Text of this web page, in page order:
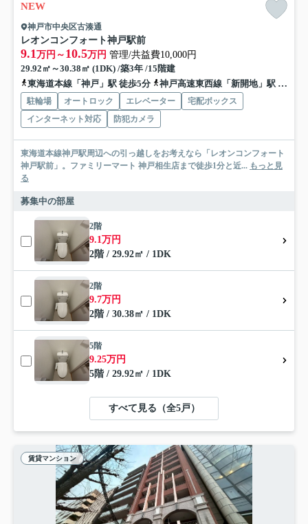
NEW
神戸市中央区古湊通
レオンコンフォート神戸駅前
9.1万円～ 10.5万円 管理/共益費10,000円
29.92㎡～30.38㎡ (1DK) /築3年 /15階建
東海道本線「神戸」駅 徒歩5分
神戸高速東西線「新開地」駅 徒歩9分
駐輪場 オートロック エレベーター
宅配ボックス
インターネット対応
防犯カメラ
東海道本線神戸駅周辺への引っ越しをお考えなら「レオンコンフォート
神戸駅前」。ファミリーマート 神戸相生店まで徒歩1分と近... もっと見
る
募集中の部屋
2階
9.1万円
2階 / 29.92㎡ / 1DK
2階
9.7万円
2階 / 30.38㎡ / 1DK
5階
9.25万円
5階 / 29.92㎡ / 1DK
すべて見る（全5戸）
賃貸マンション